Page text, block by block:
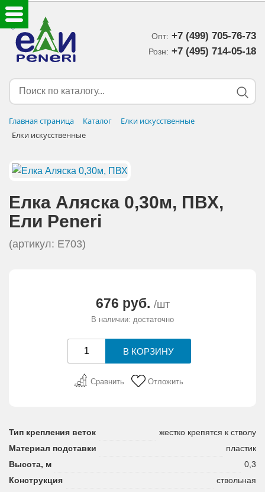
Опт: +7 (499) 705-76-73
Розн: +7 (495) 714-05-18‬
Главная страница Каталог
Елки искусственные
Елки искусственные
Елка Аляска 0,30м, ПВХ,
Eли Peneri
(артикул: E703)
676 руб. /шт
В наличии: достаточно
Сравнить Отложить
Тип крепления веток
жестко крепятся к стволу
Материал подставки
пластик
Высота, м
0,3
Конструкция
ствольная
ЕЛКИ ИСКУССТВЕННЫЕ
ЕЛОЧНЫЕ УКРАШЕНИЯ
НОВОГОДНИЙ ДЕКОР
ДОСТАВКА В РЕГИОНЫ
ДОСТАВКА
ОПЛАТА
О КОМПАНИИ
СЕРТИФИКАТЫ
ВАКАНСИИ